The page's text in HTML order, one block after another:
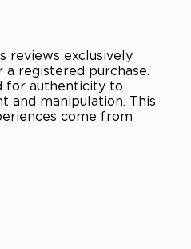
reviews exclusively
registered purchase.
for authenticity to
and manipulation. This
come from